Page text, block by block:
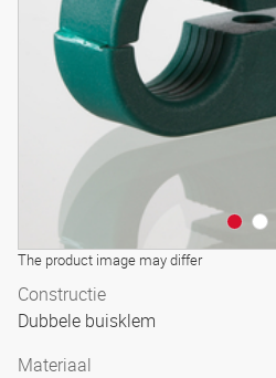
The product image may differ
Constructie
Dubbele buisklem
Materiaal